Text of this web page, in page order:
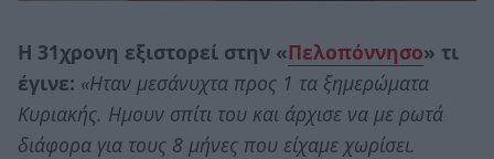
Η 31χρονη εξιστορεί στην «Πελοπόννησο» τι
έγινε: «Ηταν μεσάνυχτα προς 1 τα ξημερώματα
Κυριακής. Ημουν σπίτι του και άρχισε να με ρωτά
διάφορα για τους 8 μήνες που είχαμε χωρίσει.